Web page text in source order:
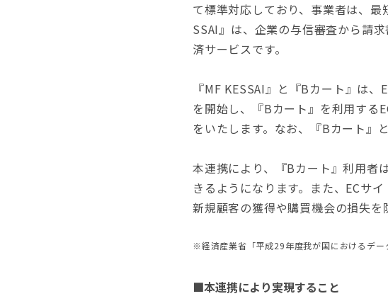
て標準対応しており、事業者は、
SSAI』は、企業の与信審査から請
済サービスです。
『MF KESSAI』と『Bカート』は
を開始し、『Bカート』を利用する
をいたします。なお、『Bカート』
本連携により、『Bカート』利用者
きるようになります。また、ECサ
新規顧客の獲得や購買機会の損失を
※経済産業省「平成29年度我が国におけるデー
■本連携により実現すること